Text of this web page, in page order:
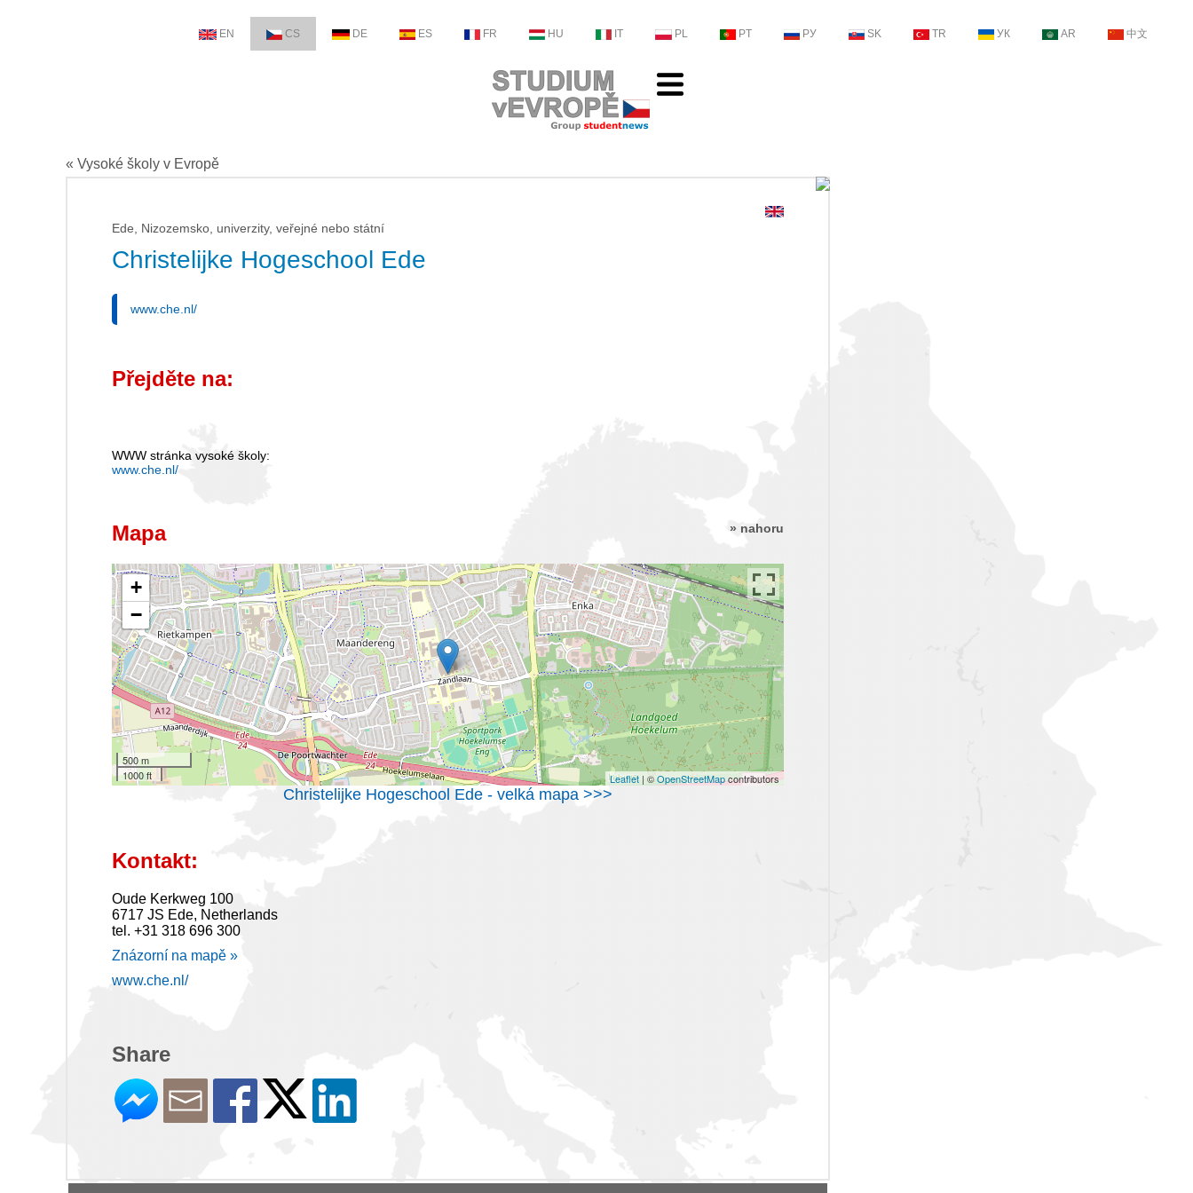
EN CS DE ES FR HU IT PL PT РУ SK TR УК AR 中文
« Vysoké školy v Evropě
Ede, Nizozemsko, univerzity, veřejné nebo státní
Christelijke Hogeschool Ede
www.che.nl/
Přejděte na:
WWW stránka vysoké školy:
www.che.nl/
» nahoru
Mapa
+
−
500 m
1000 ft
Leaflet | ©OpenStreetMapcontributors
Christelijke Hogeschool Ede - velká mapa >>>
Kontakt:
Oude Kerkweg 100
6717 JS Ede, Netherlands
tel. +31 318 696 300
Znázorní na mapě »
www.che.nl/
Share